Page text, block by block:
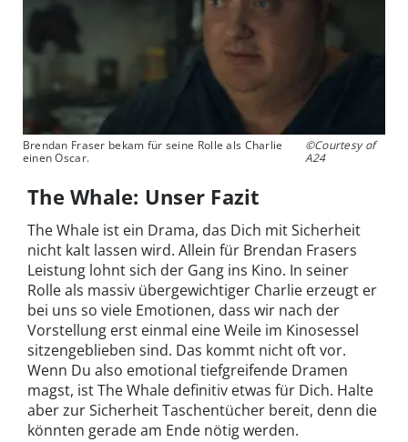
Brendan Fraser bekam für seine Rolle als Charlie
einen Oscar.
©Courtesy of
A24
The Whale: Unser Fazit
The Whale ist ein Drama, das Dich mit Sicherheit
nicht kalt lassen wird. Allein für Brendan Frasers
Leistung lohnt sich der Gang ins Kino. In seiner
Rolle als massiv übergewichtiger Charlie erzeugt er
bei uns so viele Emotionen, dass wir nach der
Vorstellung erst einmal eine Weile im Kinosessel
sitzengeblieben sind. Das kommt nicht oft vor.
Wenn Du also emotional tiefgreifende Dramen
magst, ist The Whale definitiv etwas für Dich. Halte
aber zur Sicherheit Taschentücher bereit, denn die
könnten gerade am Ende nötig werden.